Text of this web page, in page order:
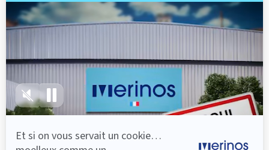
épaules, le dos et le bassin qui reposent sur ses
lattes, vous évitez les douleurs au petit matin.
501,00 €
Découvrir